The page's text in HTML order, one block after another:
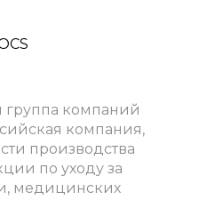
компаний
компания,
производства
по уходу за
медицинских